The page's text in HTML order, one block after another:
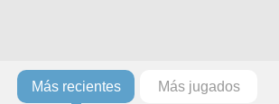
Más recientes Más jugados